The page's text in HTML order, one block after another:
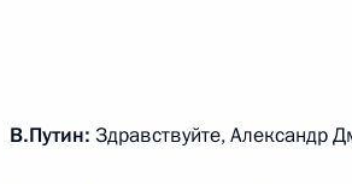
В.Путин: Здравствуйте, Александр